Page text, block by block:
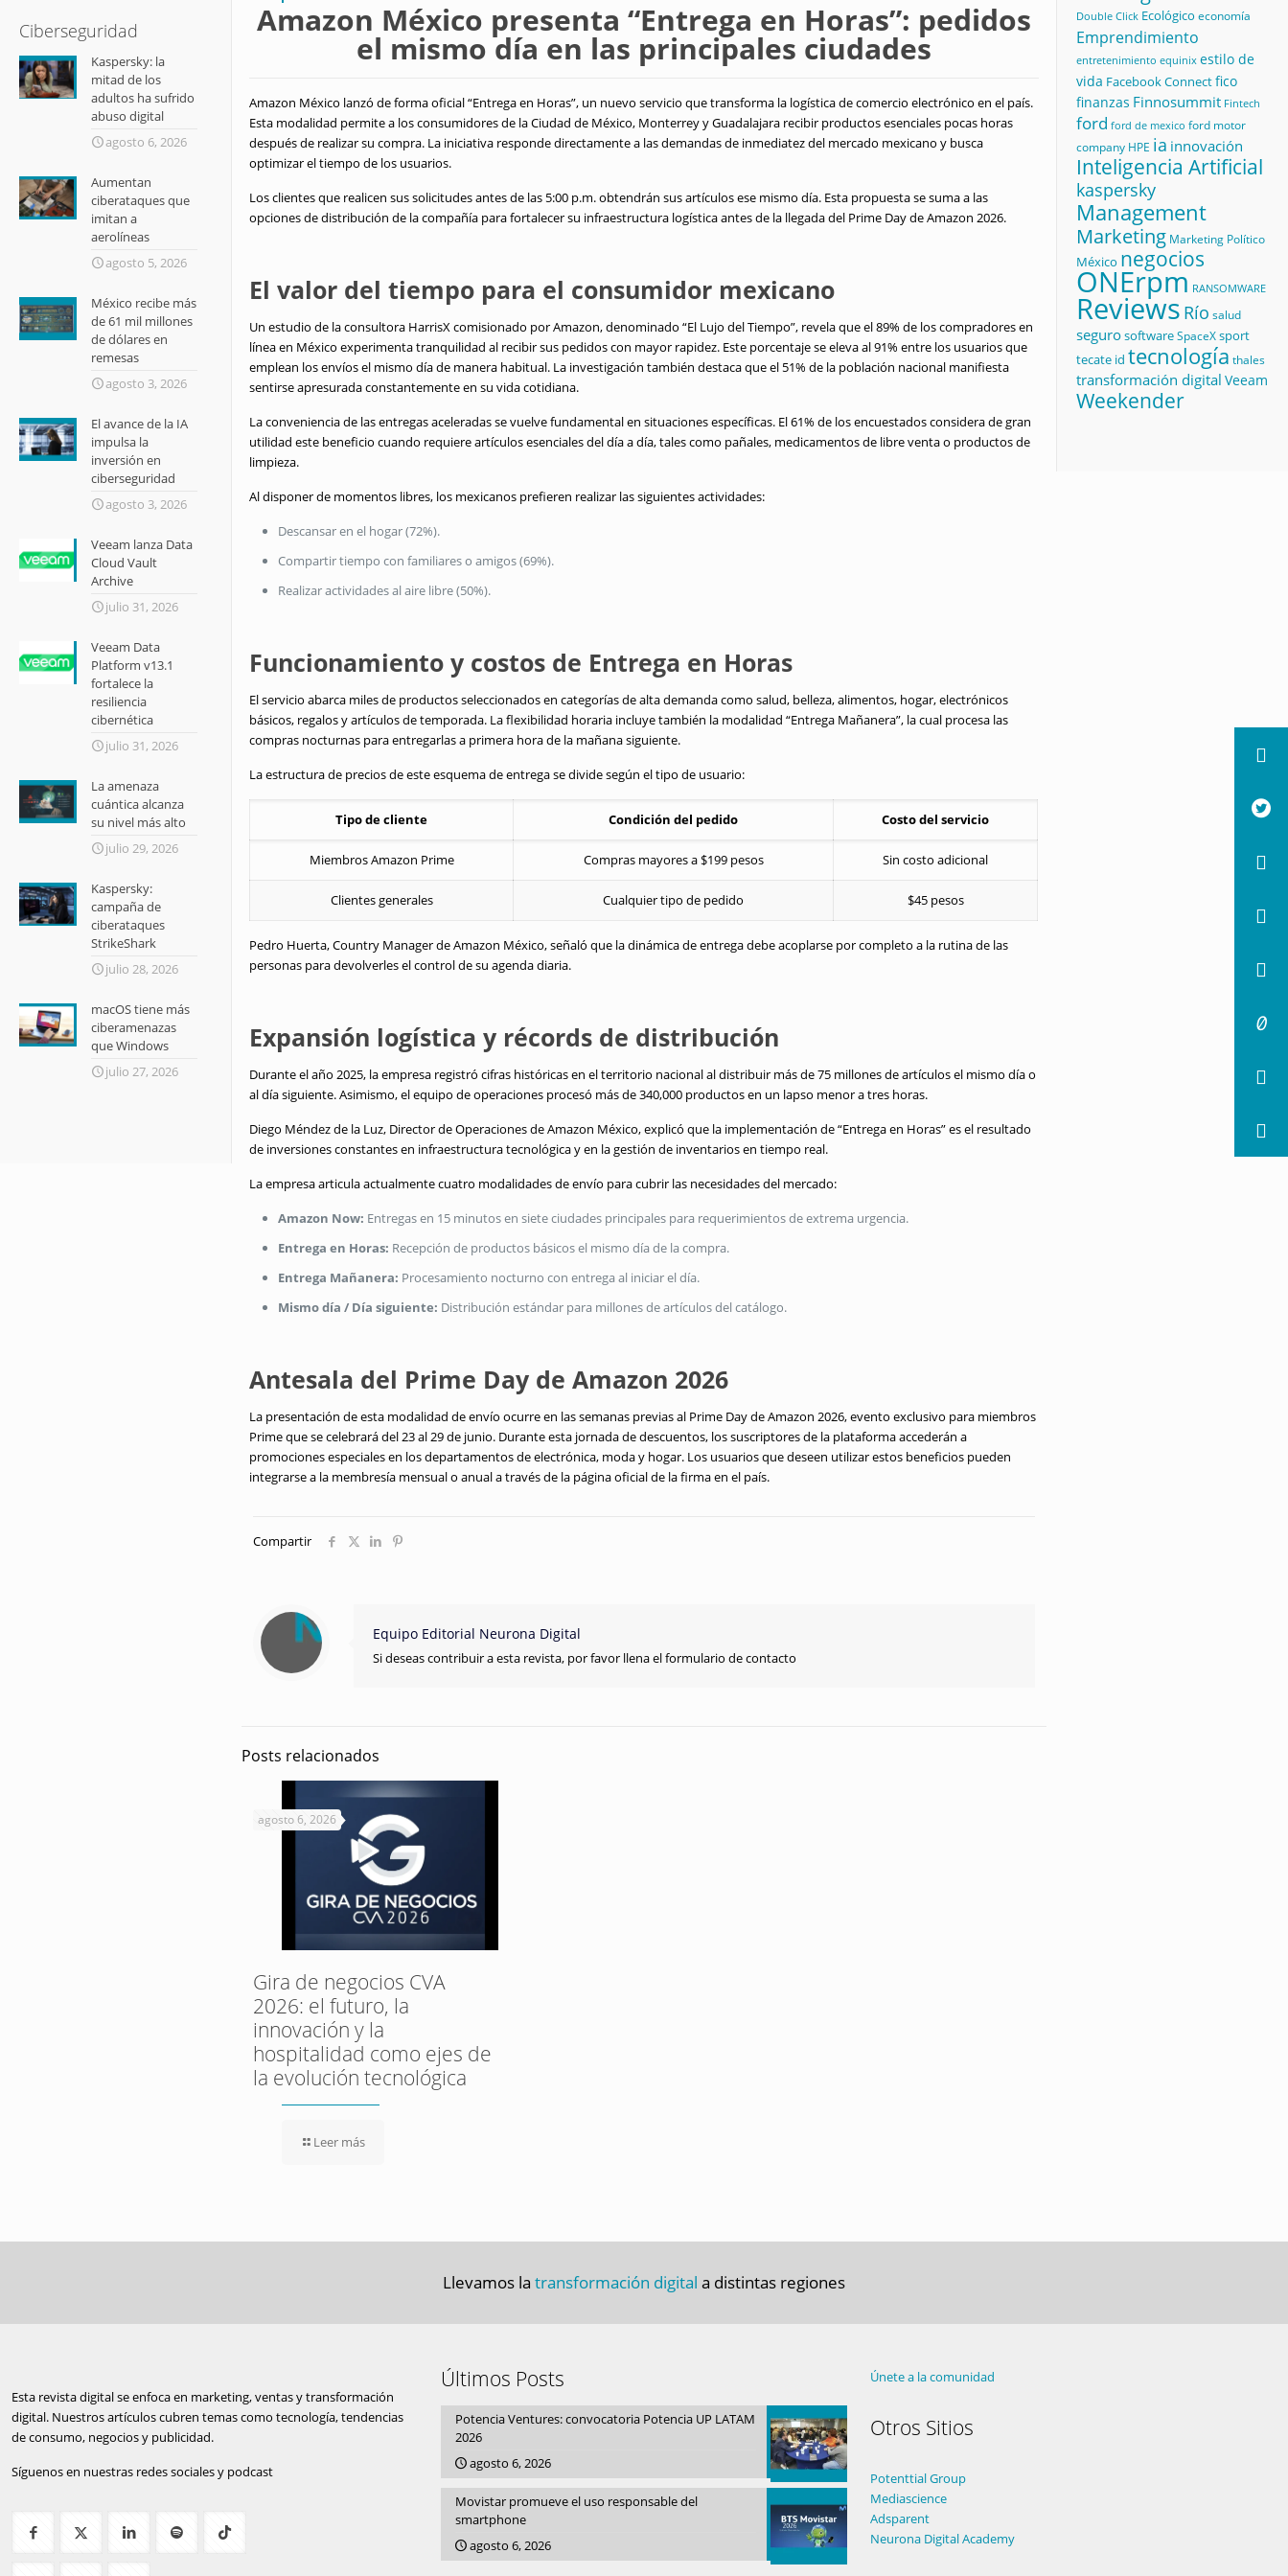
Amazon México presenta “Entrega en Horas”: pedidos
el mismo día en las principales ciudades
Amazon México lanzó de forma oficial “Entrega en Horas”, un nuevo servicio que transforma la logística de comercio electrónico en el país.
Esta modalidad permite a los consumidores de la Ciudad de México, Monterrey y Guadalajara recibir productos esenciales pocas horas
después de realizar su compra. La iniciativa responde directamente a las demandas de inmediatez del mercado mexicano y busca
optimizar el tiempo de los usuarios.
Los clientes que realicen sus solicitudes antes de las 5:00 p.m. obtendrán sus artículos ese mismo día. Esta propuesta se suma a las
opciones de distribución de la compañía para fortalecer su infraestructura logística antes de la llegada del Prime Day de Amazon 2026.
El valor del tiempo para el consumidor mexicano
Un estudio de la consultora HarrisX comisionado por Amazon, denominado “El Lujo del Tiempo”, revela que el 89% de los compradores en
línea en México experimenta tranquilidad al recibir sus pedidos con mayor rapidez. Este porcentaje se eleva al 91% entre los usuarios que
emplean los envíos el mismo día de manera habitual. La investigación también destaca que el 51% de la población nacional manifiesta
sentirse apresurada constantemente en su vida cotidiana.
La conveniencia de las entregas aceleradas se vuelve fundamental en situaciones específicas. El 61% de los encuestados considera de gran
utilidad este beneficio cuando requiere artículos esenciales del día a día, tales como pañales, medicamentos de libre venta o productos de
limpieza.
Al disponer de momentos libres, los mexicanos prefieren realizar las siguientes actividades:
Descansar en el hogar (72%).
Compartir tiempo con familiares o amigos (69%).
Realizar actividades al aire libre (50%).
Funcionamiento y costos de Entrega en Horas
El servicio abarca miles de productos seleccionados en categorías de alta demanda como salud, belleza, alimentos, hogar, electrónicos
básicos, regalos y artículos de temporada. La flexibilidad horaria incluye también la modalidad “Entrega Mañanera”, la cual procesa las
compras nocturnas para entregarlas a primera hora de la mañana siguiente.
La estructura de precios de este esquema de entrega se divide según el tipo de usuario:
Tipo de cliente Condición del pedido Costo del servicio
Miembros Amazon Prime Compras mayores a $199 pesos Sin costo adicional
Clientes generales Cualquier tipo de pedido $45 pesos
Pedro Huerta, Country Manager de Amazon México, señaló que la dinámica de entrega debe acoplarse por completo a la rutina de las
personas para devolverles el control de su agenda diaria.
Expansión logística y récords de distribución
Durante el año 2025, la empresa registró cifras históricas en el territorio nacional al distribuir más de 75 millones de artículos el mismo día o
al día siguiente. Asimismo, el equipo de operaciones procesó más de 340,000 productos en un lapso menor a tres horas.
Diego Méndez de la Luz, Director de Operaciones de Amazon México, explicó que la implementación de “Entrega en Horas” es el resultado
de inversiones constantes en infraestructura tecnológica y en la gestión de inventarios en tiempo real.
La empresa articula actualmente cuatro modalidades de envío para cubrir las necesidades del mercado:
Amazon Now: Entregas en 15 minutos en siete ciudades principales para requerimientos de extrema urgencia.
Entrega en Horas: Recepción de productos básicos el mismo día de la compra.
Entrega Mañanera: Procesamiento nocturno con entrega al iniciar el día.
Mismo día / Día siguiente: Distribución estándar para millones de artículos del catálogo.
Antesala del Prime Day de Amazon 2026
La presentación de esta modalidad de envío ocurre en las semanas previas al Prime Day de Amazon 2026, evento exclusivo para miembros
Prime que se celebrará del 23 al 29 de junio. Durante esta jornada de descuentos, los suscriptores de la plataforma accederán a
promociones especiales en los departamentos de electrónica, moda y hogar. Los usuarios que deseen utilizar estos beneficios pueden
integrarse a la membresía mensual o anual a través de la página oficial de la firma en el país.
Compartir
Equipo Editorial Neurona Digital
Si deseas contribuir a esta revista, por favor llena el formulario de contacto
Posts relacionados
agosto 6, 2026
Gira de negocios CVA
2026: el futuro, la
innovación y la
hospitalidad como ejes de
la evolución tecnológica
Leer más
Ciberseguridad
Kaspersky: la
mitad de los
adultos ha sufrido
abuso digital
agosto 6, 2026
Aumentan
ciberataques que
imitan a
aerolíneas
agosto 5, 2026
México recibe más
de 61 mil millones
de dólares en
remesas
agosto 3, 2026
El avance de la IA
impulsa la
inversión en
ciberseguridad
agosto 3, 2026
Veeam lanza Data
Cloud Vault
Archive
julio 31, 2026
Veeam Data
Platform v13.1
fortalece la
resiliencia
cibernética
julio 31, 2026
La amenaza
cuántica alcanza
su nivel más alto
julio 29, 2026
Kaspersky:
campaña de
ciberataques
StrikeShark
julio 28, 2026
macOS tiene más
ciberamenazas
que Windows
julio 27, 2026
Double Click Ecológico economía
Emprendimiento
entretenimiento equinix estilo de
vida Facebook Connectfico
finanzas Finnosummit Fintech
ford ford de mexico ford motor
company HPE ia innovación
Inteligencia Artificial
kaspersky
Management
Marketing Marketing Político
México negocios
ONErpm RANSOMWARE
Reviews Río salud
segurosoftwareSpaceXsport
tecate id tecnología thales
transformación digital Veeam
Weekender
Llevamos la transformación digital a distintas regiones
Esta revista digital se enfoca en marketing, ventas y transformación
digital. Nuestros artículos cubren temas como tecnología, tendencias
de consumo, negocios y publicidad.
Síguenos en nuestras redes sociales y podcast
Últimos Posts
Potencia Ventures: convocatoria Potencia UP LATAM
2026
agosto 6, 2026
Movistar promueve el uso responsable del
smartphone
agosto 6, 2026
Únete a la comunidad
Otros Sitios
Potenttial Group
Mediascience
Adsparent
Neurona Digital Academy